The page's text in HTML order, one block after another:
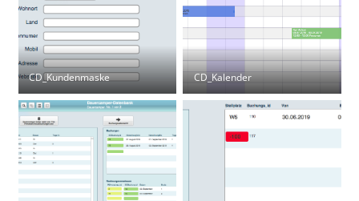
CD_Kundenmaske CD_Kalender